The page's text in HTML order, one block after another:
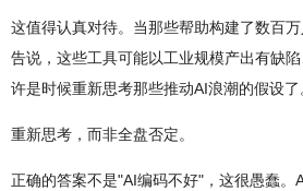
这值得认真对待。当那些帮助构建了数百
告说，这些工具可能以工业规模产出有缺
许是时候重新思考那些推动AI浪潮的假设了
重新思考，而非全盘否定。
正确的答案不是"AI编码不好"，这很愚蠢。